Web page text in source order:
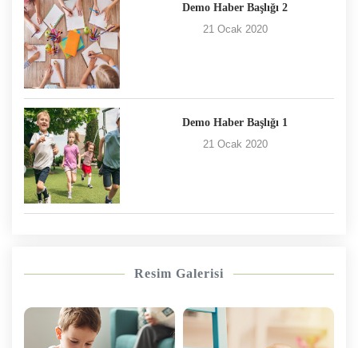
Demo Haber Başlığı 2
21 Ocak 2020
Demo Haber Başlığı 1
21 Ocak 2020
Resim Galerisi